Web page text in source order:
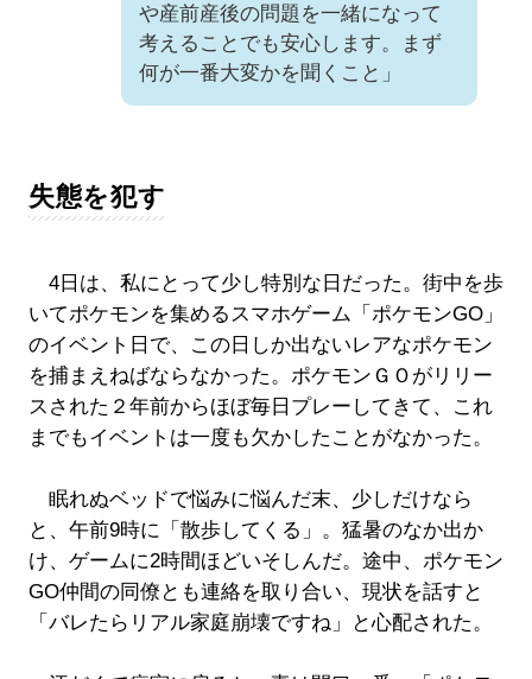
や産前産後の問題を一緒になって
考えることでも安心します。まず
何が一番大変かを聞くこと」
失態を犯す
4日は、私にとって少し特別な日だった。街中を歩
いてポケモンを集めるスマホゲーム「ポケモンGO」
のイベント日で、この日しか出ないレアなポケモン
を捕まえねばならなかった。ポケモンＧＯがリリー
スされた２年前からほぼ毎日プレーしてきて、これ
までもイベントは一度も欠かしたことがなかった。
眠れぬベッドで悩みに悩んだ末、少しだけなら
と、午前9時に「散歩してくる」。猛暑のなか出か
け、ゲームに2時間ほどいそしんだ。途中、ポケモン
GO仲間の同僚とも連絡を取り合い、現状を話すと
「バレたらリアル家庭崩壊ですね」と心配された。